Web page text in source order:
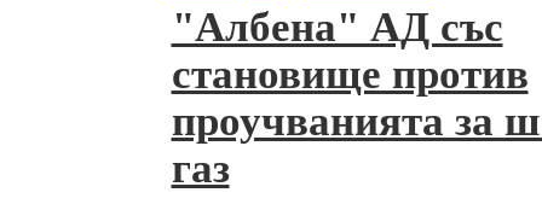
"Албена" АД със
становище против
проучванията за
газ